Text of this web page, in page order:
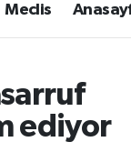
Meclis
ediyor